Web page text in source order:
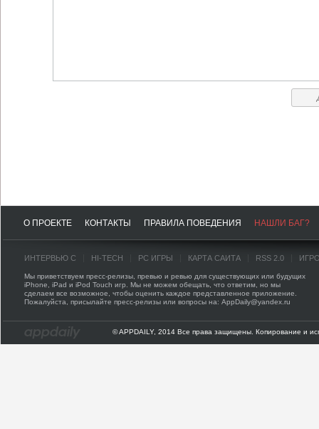
О ПРОЕКТЕ КОНТАКТЫ ПРАВИЛА ПОВЕДЕНИЯ НАШЛИ БАГ?
ИНТЕРВЬЮ С HI-TECH PC ИГРЫ КАРТА САЙТА RSS 2.0
Мы приветствуем пресс-релизы, превью и ревью для существующих или будущих
iPhone, iPad и iPod Touch игр. Мы не можем обещать, что ответим, но мы
сделаем все возможное, чтобы оценить каждое представленное приложение.
Пожалуйста, присылайте пресс-релизы или вопросы на: AppDaily@yandex.ru
© APPDAILY, 2014 Все права защищены. Копирование и